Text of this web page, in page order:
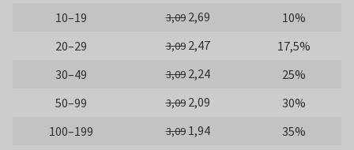
10–19
3,09 2,69
10%
20–29
3,09 2,47
17,5%
30–49
3,09 2,24
25%
50–99
3,09 2,09
30%
100–199
3,09 1,94
35%